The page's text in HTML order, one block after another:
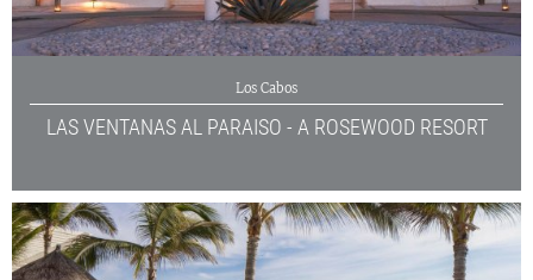
Los Cabos
LAS VENTANAS AL PARAISO - A ROSEWOOD RESORT